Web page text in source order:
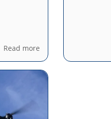
Read more